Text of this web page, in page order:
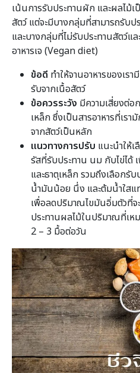
เน้นการรับประทานผัก และผลไม้เ
สัตว์ แต่จะมีบางกลุ่มที่สามารถรับป
และบางกลุ่มที่ไม่รับประทานสัตว์แ
อาหารเจ (Vegan diet)
ข้อดี ทำให้จานอาหารของเ
รับจากเนื้อสัตว์
ข้อควรระวัง มีความเสี่ยงต่อ
เหล็ก ซึ่งเป็นสารอาหารที่เร
จากสัตว์เป็นหลัก
แนวทางการปรับ แนะนำให้
รัสที่รับประทาน นม กับไข่ได้
และธาตุเหล็ก รวมถึงเลือกรั
น้ำมันน้อย นึ่ง และต้มน้ำใส
เพื่อลดปริมาณไขมันอิ่มตัวที่จ
ประทานผลไม้ในปริมาณที่เห
2 – 3 มื้อต่อวัน